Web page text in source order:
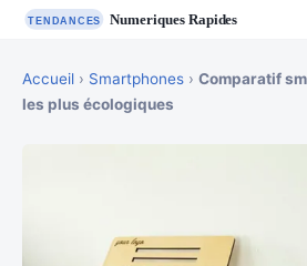
Accueil › Smartphones › Comparatif
les plus écologiques